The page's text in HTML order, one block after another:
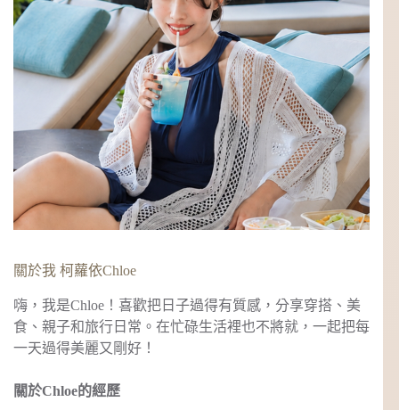
關於我 柯蘿依Chloe
嗨，我是Chloe！喜歡把日子過得有質感，分享穿搭、美
食、親子和旅行日常。在忙碌生活裡也不將就，一起把每
一天過得美麗又剛好！
關於Chloe的經歷